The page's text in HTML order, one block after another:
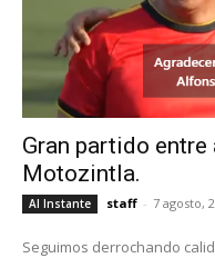
Gran partido entre
Motozintla.
Al Instante staff - 7 agosto,
Seguimos derrochando